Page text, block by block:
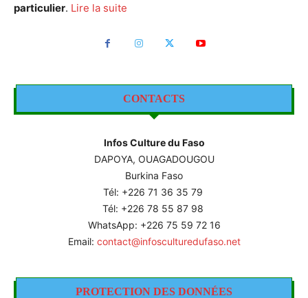
particulier. Lire la suite
CONTACTS
Infos Culture du Faso
DAPOYA, OUAGADOUGOU
Burkina Faso
Tél: +226 71 36 35 79
Tél: +226 78 55 87 98
WhatsApp: +226 75 59 72 16
Email: contact@infosculturedufaso.net
PROTECTION DES DONNÉES